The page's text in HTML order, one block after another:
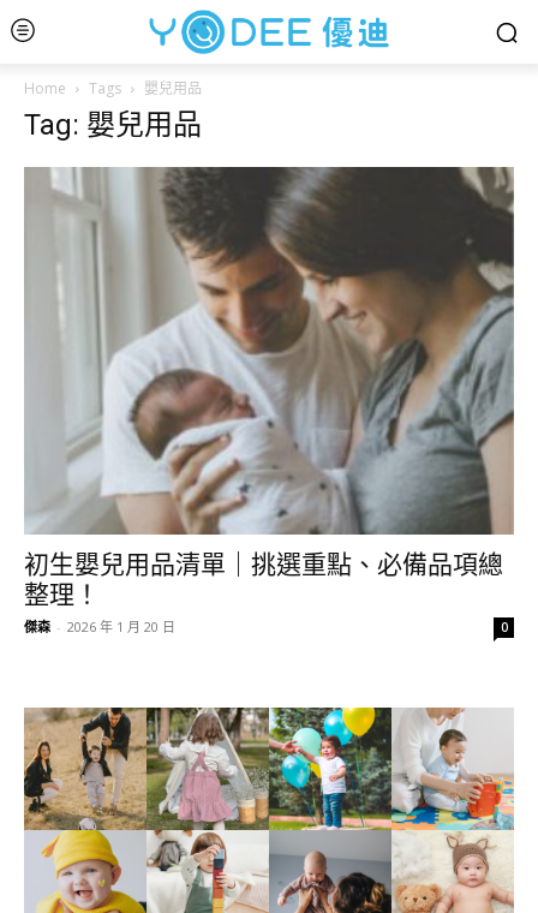
Home Tags 嬰兒用品
Tag: 嬰兒用品
初生嬰兒用品清單｜挑選重點、必備品項總
整理！
傑森 - 2026 年 1 月 20 日 0